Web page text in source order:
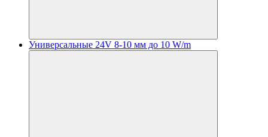
Универсальные 24V 8-10 мм до 10 W/m